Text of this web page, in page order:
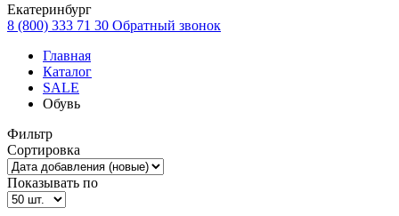
Екатеринбург
8 (800) 333 71 30 Обратный звонок
Главная
Каталог
SALE
Обувь
Фильтр
Сортировка
Показывать по